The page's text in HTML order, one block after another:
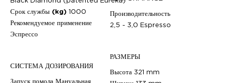
Срок службы (kg) 1000
Рекомендуемое применение
Эспрессо
СИСТЕМА ДОЗИРОВАНИЯ
Запуск помола Мануальная
Производительность
2,5 - 3,0 Espresso
РАЗМЕРЫ
Высота 321 mm